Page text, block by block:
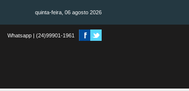
quinta-feira, 06 agosto 2026
Whatsapp | (24)99901-1961